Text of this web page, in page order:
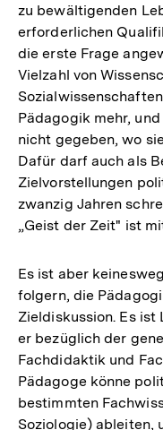
zu bewältigenden
erforderlichen
die erste Frage
Vielzahl von
Pädagogik mehr,
nicht gegeben, wo
Dafür darf auch als
Zielvorstellungen
zwanzig Jahren
„Geist der Zeit" ist
Es ist aber
folgern, die
Zieldiskussion. Es
er bezüglich der
Fachdidaktik und
Pädagoge könne
bestimmten
Soziologie) ableiten,